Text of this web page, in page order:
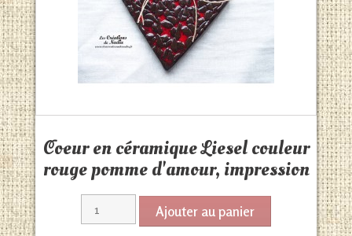
Coeur en céramique Liesel couleur
rouge pomme d'amour, impression
Ajouter au panier